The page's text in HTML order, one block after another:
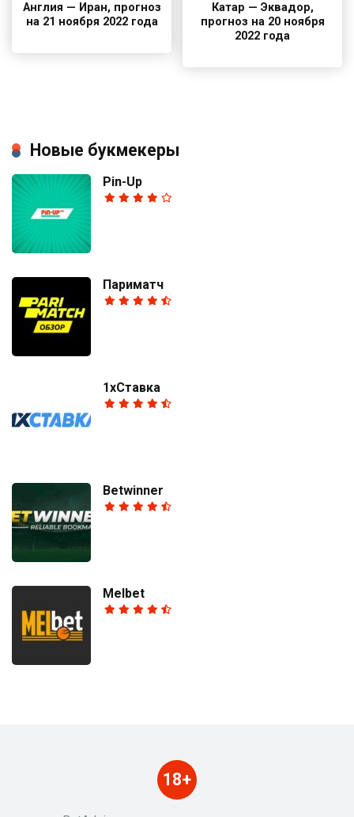
Англия — Иран, прогноз
на 21 ноября 2022 года
Катар — Эквадор,
прогноз на 20 ноября
2022 года
Новые букмекеры
Pin-Up
Париматч
1хСтавка
Betwinner
Melbet
18+